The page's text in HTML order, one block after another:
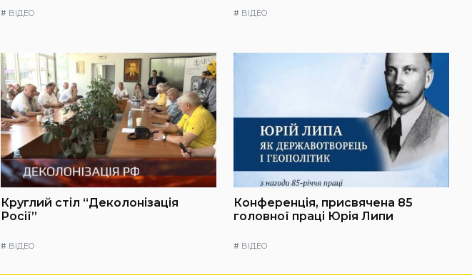
# ВІДЕО # ВІДЕО
Круглий стіл “Деколонізація
Росії”
# ВІДЕО
Конференція, присвячена 85
головної праці Юрія Липи
# ВІДЕО